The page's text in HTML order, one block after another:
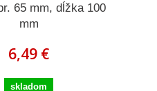
65 mm, dĺžka 100
mm
6,49 €
skladom